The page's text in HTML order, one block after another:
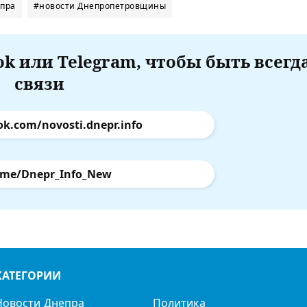
#новости Днепропетровщины
или Telegram, чтобы быть
связи
novosti.dnepr.info
Dnepr_Info_New
Днепра
Политика